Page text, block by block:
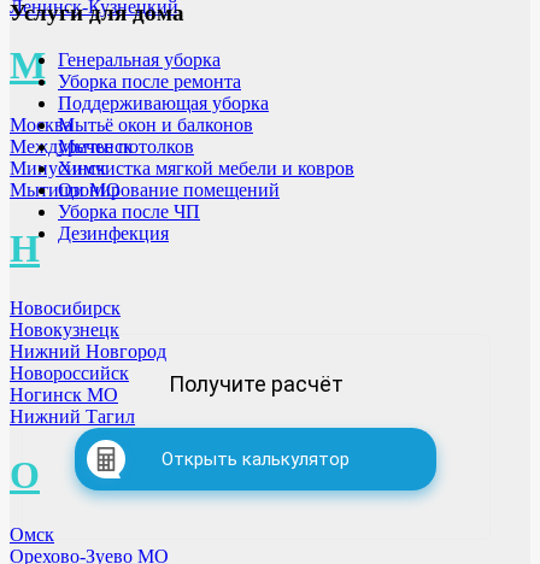
Ленинск-Кузнецкий
М
Москва
Междуреченск
Минусинск
Мытищи МО
Н
Новосибирск
Новокузнецк
Нижний Новгород
Новороссийск
Ногинск МО
Нижний Тагил
О
Омск
Орехово-Зуево МО
Услуги для дома
Генеральная уборка
Уборка после ремонта
Поддерживающая уборка
Мытьё окон и балконов
Мытье потолков
Химчистка мягкой мебели и ковров
Озонирование помещений
Уборка после ЧП
Дезинфекция
Получите расчёт
Открыть калькулятор